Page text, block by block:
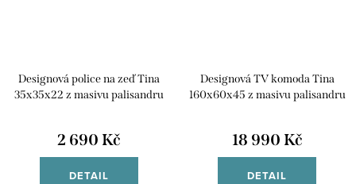
Designová police na zeď Tina
35x35x22 z masivu palisandru
2 690 Kč
DETAIL
Designová TV komoda Tina
160x60x45 z masivu palisandru
18 990 Kč
DETAIL